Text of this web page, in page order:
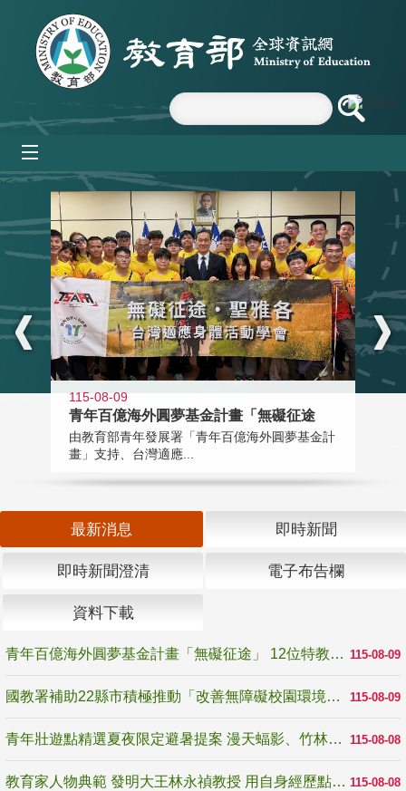
跳到主要內容區塊
:::
115-08-09
青年百億海外圓夢基金計畫「無礙征途
由教育部青年發展署「青年百億海外圓夢基金計
畫」支持、台灣適應...
最新消息 即時新聞
即時新聞澄清 電子布告欄
資料下載
115-08-09
青年百億海外圓夢基金計畫「無礙征途」 12位特教與弱勢青年勇闖西班牙 跨越感官限制見證生命蛻變
115-08-09
國教署補助22縣市積極推動「改善無障礙校園環境計畫」 打造友善、安全、無礙學習空間
115-08-08
青年壯遊點精選夏夜限定避暑提案 漫天蝠影、竹林尋蛙、茶香夜觀 邀青年暮色出發
115-08-08
教育家人物典範 發明大王林永禎教授 用自身經歷點亮學生的路